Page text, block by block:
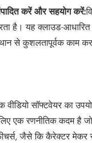
करें और सहयोग करें:
है। यह क्लाउड-
से कुशलतापूर्वक
वीडियो सॉफ्टवेयर का
एक रणनीतिक कदम है
जैसे कि कैरेक्टर